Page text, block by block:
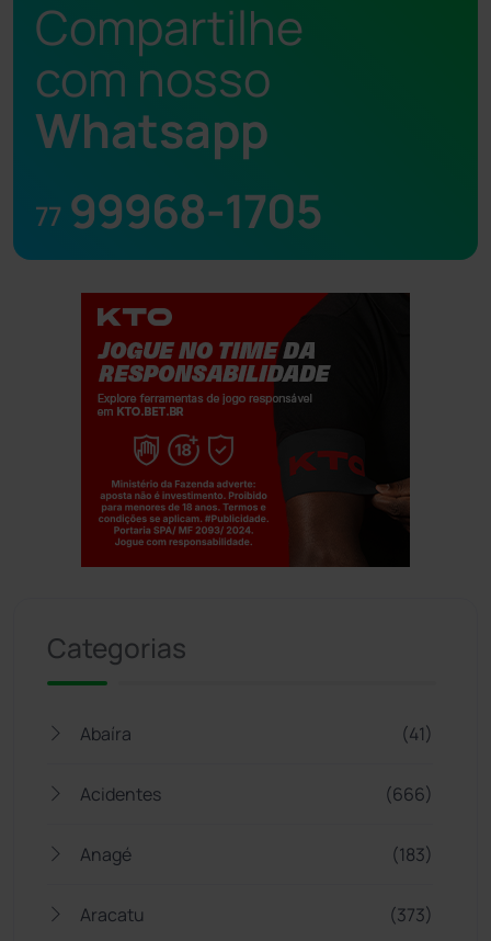
Compartilhe
com nosso
Whatsapp
77 99968-1705
Categorias
Abaíra (41)
Acidentes (666)
Anagé (183)
Aracatu (373)